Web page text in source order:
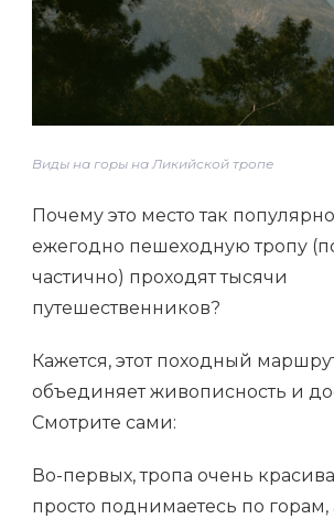
Виды на горы на Ликийской тропе
Почему это место так
ежегодно пешеходную тропу
частично) проходят тысячи
путешественников?
Кажется, этот походный
объединяет живописность и
Смотрите сами:
Во-первых, тропа очень
просто поднимаетесь по